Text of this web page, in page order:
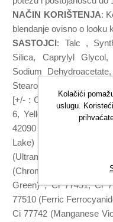
NAČIN KORIŠTENJA:
blendanje ovisno o looku
SASTOJCI : Talc ,
Silica, Caprylyl
Sodium
Stearoyl Stearate,
[+/- : Ci 15850 (Red 6,
6, Yellow 6 Lake), Ci
42090 (Blue 1 Lake) , Ci
Lake) , Ci 73360
(Ultramarines) , Ci
(Chromium Oxide
Green) , Ci 77491, Ci
77510 (Ferric
Ci 77742 (Manganese
Kolačići
uslugu.